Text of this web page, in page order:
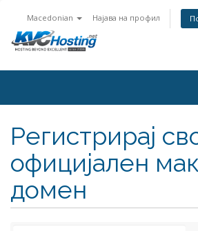
Macedonian Најава на профил
Регистрирај
официјален
домен